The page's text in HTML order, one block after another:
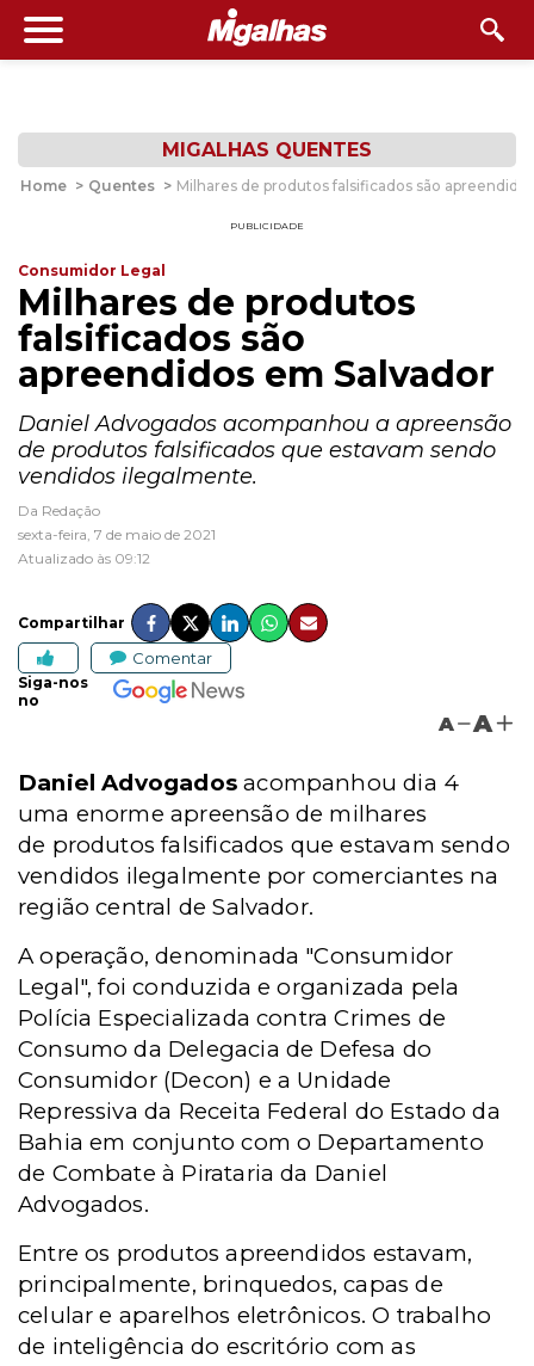
MIGALHAS QUENTES
Home > Quentes > Milhares de produtos falsificados são
PUBLICIDADE
Consumidor Legal
Milhares de produtos
falsificados são
apreendidos em Salvador
Daniel Advogados acompanhou a apreensão
de produtos falsificados que estavam sendo
vendidos ilegalmente.
Da Redação
sexta-feira, 7 de maio de 2021
Atualizado às 09:12
Compartilhar
Comentar
Siga-nos
no
A A
Daniel Advogados acompanhou dia 4
uma enorme apreensão de milhares
de produtos falsificados que estavam sendo
vendidos ilegalmente por comerciantes na
região central de Salvador.
A operação, denominada "Consumidor
Legal", foi conduzida e organizada pela
Polícia Especializada contra Crimes de
Consumo da Delegacia de Defesa do
Consumidor (Decon) e a Unidade
Repressiva da Receita Federal do Estado da
Bahia em conjunto com o Departamento
de Combate à Pirataria da Daniel
Advogados.
Entre os produtos apreendidos estavam,
principalmente, brinquedos, capas de
celular e aparelhos eletrônicos. O trabalho
de inteligência do escritório com as